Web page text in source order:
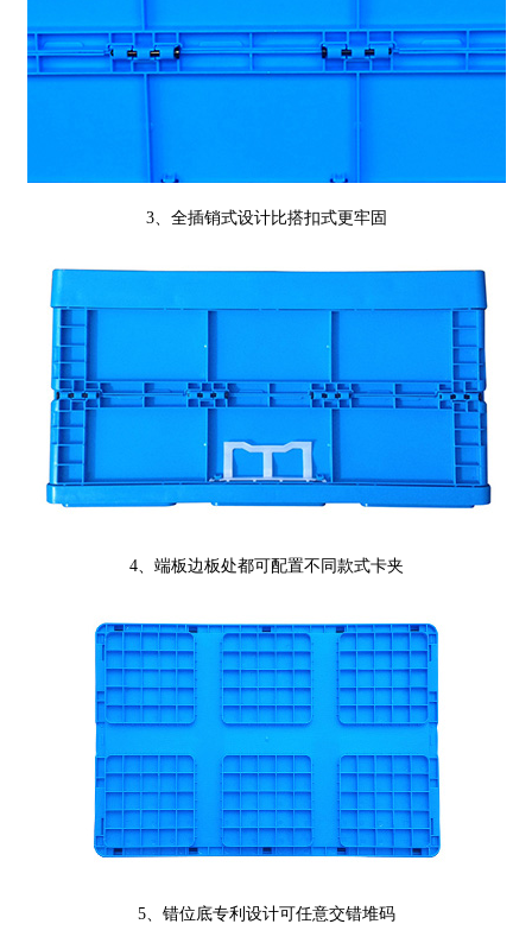
3、全插销式设计比搭扣式更牢固
4、端板边板处都可配置不同款式卡夹
5、错位底专利设计可任意交错堆码